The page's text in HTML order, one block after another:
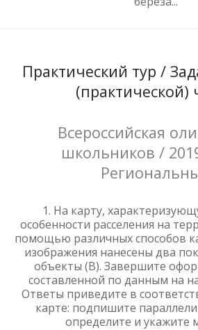
Практический тур /
(практической)
Всероссийская
школьников /
1. На карту,
особенности расселения на
помощью различных способов
изображения нанесены два
объекты (В). Завершите
составленной по данным на
Ответы приведите в
карте: подпишите
определите и укажите